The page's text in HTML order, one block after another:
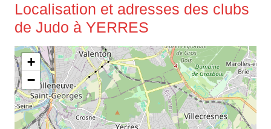
Localisation et adresses des clubs
de Judo à YERRES
+
−